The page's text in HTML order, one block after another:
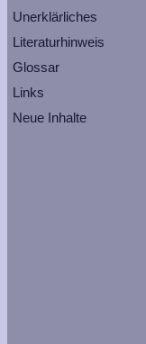
Unerklärliches
Literaturhinweis
Glossar
Links
Neue Inhalte